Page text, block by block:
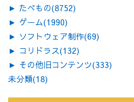
► たべもの(8752)
► ゲーム(1990)
► ソフトウェア制作(69)
► コリドラス(132)
► その他旧コンテンツ(333)
未分類(18)